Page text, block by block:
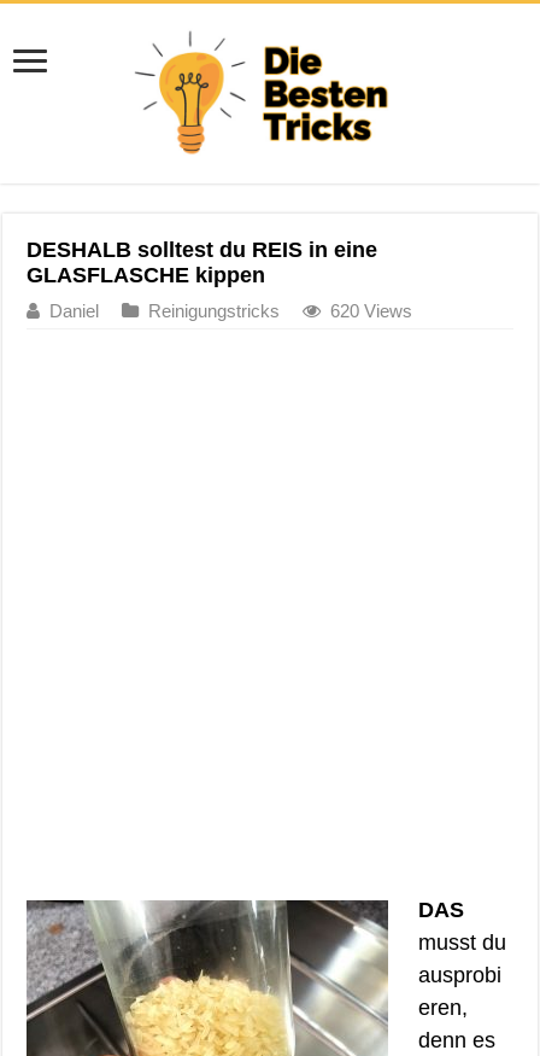
DESHALB solltest du REIS in eine
GLASFLASCHE kippen
Daniel Reinigungstricks 620 Views
DAS
musst du
ausprobi
eren,
denn es